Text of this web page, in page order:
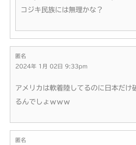
コジキ民族には無理かな？
匿名
2024年 1月 02日 9:33pm
アメリカは軟着陸してるのに日本だけ
るんでしょｗｗｗ
匿名